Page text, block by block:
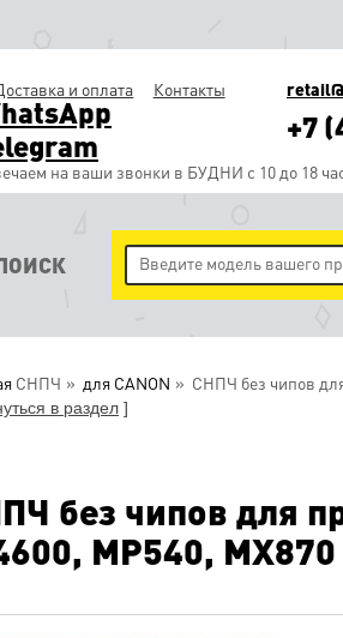
и оплата Контакты
+7
на ваши звонки в БУДНИ с 10 до 18
СНПЧ для CANON СНПЧ без чипов
в раздел ]
без чипов для
MP540, MX870